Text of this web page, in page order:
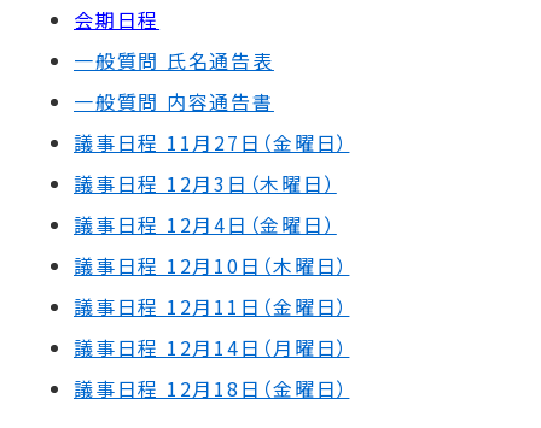
会期日程
一般質問 氏名通告表
一般質問 内容通告書
議事日程 11月27日（金曜日）
議事日程 12月3日（木曜日）
議事日程 12月4日（金曜日）
議事日程 12月10日（木曜日）
議事日程 12月11日（金曜日）
議事日程 12月14日（月曜日）
議事日程 12月18日（金曜日）